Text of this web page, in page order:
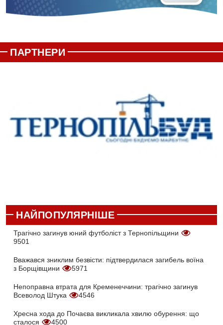
ПАРТНЕРИ
НАЙПОПУЛЯРНІШЕ
Трагічно загинув юний футболіст з Тернопільщини
9501
Вважався зниклим безвісти: підтвердилася загибель воїна
з Борщівщини
5971
Непоправна втрата для Кременеччини: трагічно загинув
Всеволод Штука
4546
Хресна хода до Почаєва викликала хвилю обурення: що
сталося
4500